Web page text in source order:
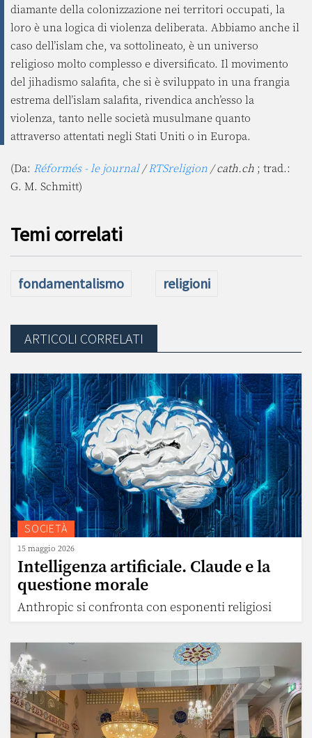
diamante della colonizzazione nei territori occupati, la
loro è una logica di violenza deliberata. Abbiamo anche il
caso dell’islam che, va sottolineato, è un universo
religioso molto complesso e diversificato. Il movimento
del jihadismo salafita, che si è sviluppato in una frangia
estrema dell’islam salafita, rivendica anch’esso la
violenza, tanto nelle società musulmane quanto
attraverso attentati negli Stati Uniti o in Europa.
(Da: Réformés - le journal/RTSreligion / cath.ch ; trad.:
G. M. Schmitt)
Temi correlati
fondamentalismo religioni
ARTICOLI CORRELATI
SOCIETÀ
15 maggio 2026
Intelligenza artificiale. Claude e la
questione morale
Anthropic si confronta con esponenti religiosi